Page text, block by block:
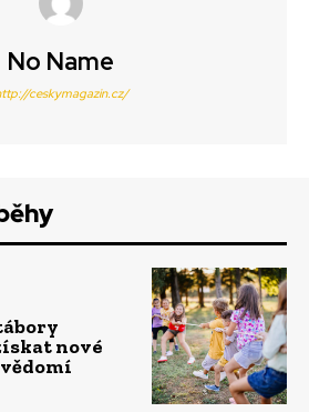
No Name
ceskymagazin.cz/
nové